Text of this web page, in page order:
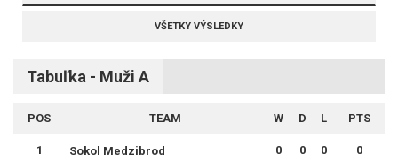
VŠETKY VÝSLEDKY
Tabuľka - Muži A
POS TEAM W D L PTS
1 Sokol Medzibrod 0 0 0 0